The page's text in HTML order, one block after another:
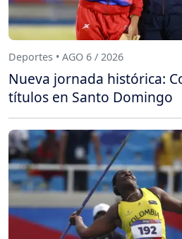
Deportes • AGO 6 / 2026
Nueva jornada histórica:
títulos en Santo Domingo